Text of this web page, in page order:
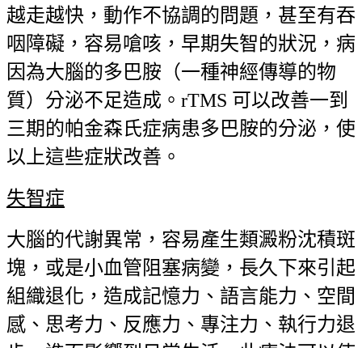
越走越快，動作不協調的問題，甚至有吞
咽障礙，容易嗆咳，早期失智的狀況，病
因為大腦的多巴胺（一種神經傳導的物
質）分泌不足造成。rTMS 可以改善一到
三期的帕金森氏症病患多巴胺的分泌，使
以上這些症狀改善。
失智症
大腦的代謝異常，容易產生類澱粉沈積斑
塊，或是小血管阻塞病變，長久下來引起
組織退化，造成記憶力、語言能力、空間
感、思考力、反應力、專注力、執行力退